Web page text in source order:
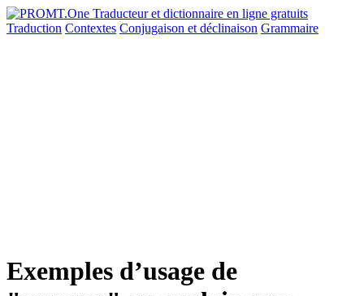
Traduction Contextes Conjugaison et déclinaison Grammaire
Exemples d’usage de